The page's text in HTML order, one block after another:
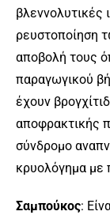
βλεννολυτικές
ρευστοποίηση
αποβολή τους
παραγωγικού
έχουν
αποφρακτικής
σύνδρομο
κρυολόγημα με
Σαμπούκος: